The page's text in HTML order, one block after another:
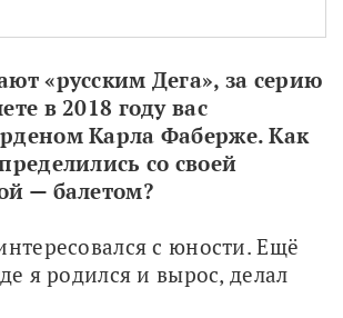
«русским Дега», за серию
в 2018 году вас
Карла Фаберже. Как
со своей
— балетом?
с юности. Ещё
я родился и вырос, делал